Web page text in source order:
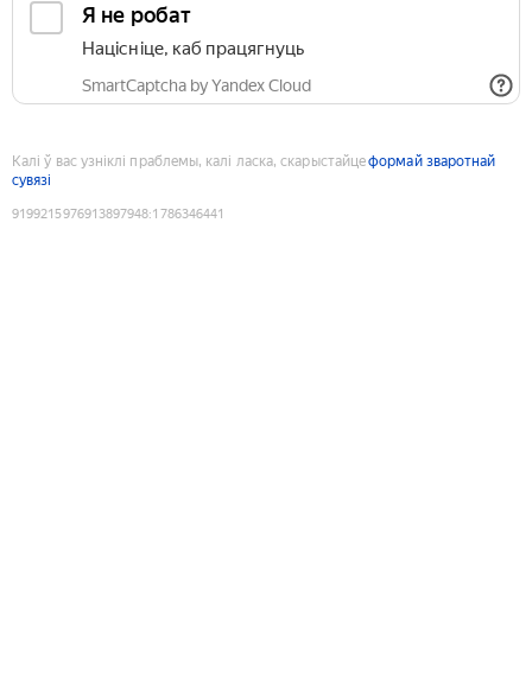
Я не робат
Націсніце, каб працягнуць
SmartCaptcha by Yandex Cloud
Калі ў вас узніклі праблемы, калі ласка, скарыстайцеформай зваротнай
сувязі
9199215976913897948:1786346441